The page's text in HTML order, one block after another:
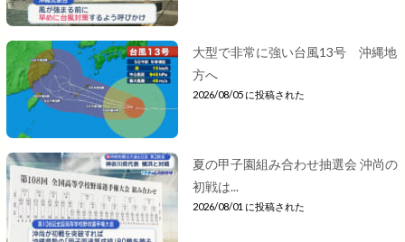
大型で非常に強い台風13号 沖縄地
方へ
2026/08/05 に投稿された
夏の甲子園組み合わせ抽選会 沖尚の
初戦は...
2026/08/01 に投稿された